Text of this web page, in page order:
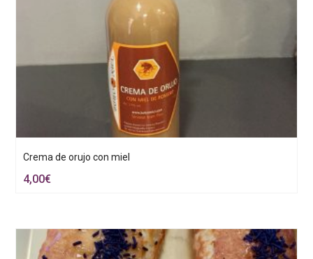
Crema de orujo con miel
4,00€